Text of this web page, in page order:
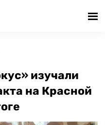
изучали
на Красной